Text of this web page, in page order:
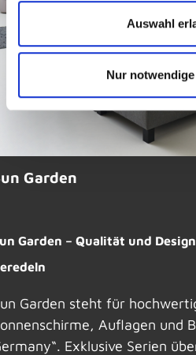
Auswahl
Nur
Garden
Garden – Qualität und
Garden steht für
Auflagen und
Exklusive Serien